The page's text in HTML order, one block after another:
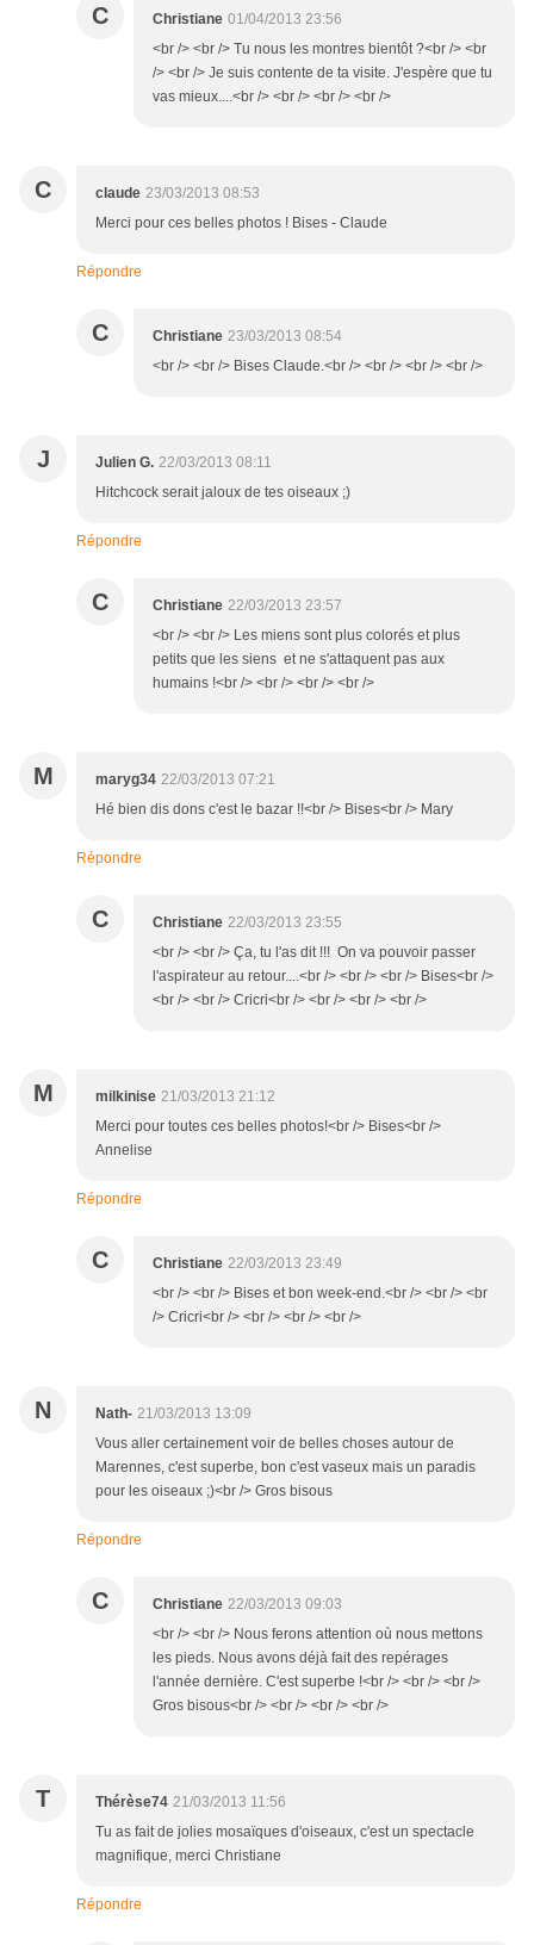
C Christiane 01/04/2013 23:56
<br /> <br /> Tu nous les montres bientôt ?<br /> <br
/> <br /> Je suis contente de ta visite. J'espère que tu
vas mieux....<br /> <br /> <br /> <br />
C claude 23/03/2013 08:53
Merci pour ces belles photos ! Bises - Claude
Répondre
C Christiane 23/03/2013 08:54
<br /> <br /> Bises Claude.<br /> <br /> <br /> <br />
J Julien G. 22/03/2013 08:11
Hitchcock serait jaloux de tes oiseaux ;)
Répondre
C Christiane 22/03/2013 23:57
<br /> <br /> Les miens sont plus colorés et plus
petits que les siens et ne s'attaquent pas aux
humains !<br /> <br /> <br /> <br />
M maryg34 22/03/2013 07:21
Hé bien dis dons c'est le bazar !!<br /> Bises<br /> Mary
Répondre
C Christiane 22/03/2013 23:55
<br /> <br /> Ça, tu l'as dit !!! On va pouvoir passer
l'aspirateur au retour....<br /> <br /> <br /> Bises<br />
<br /> <br /> Cricri<br /> <br /> <br /> <br />
M milkinise 21/03/2013 21:12
Merci pour toutes ces belles photos!<br /> Bises<br />
Annelise
Répondre
C Christiane 22/03/2013 23:49
<br /> <br /> Bises et bon week-end.<br /> <br /> <br
/> Cricri<br /> <br /> <br /> <br />
N Nath- 21/03/2013 13:09
Vous aller certainement voir de belles choses autour de
Marennes, c'est superbe, bon c'est vaseux mais un paradis
pour les oiseaux ;)<br /> Gros bisous
Répondre
C Christiane 22/03/2013 09:03
<br /> <br /> Nous ferons attention où nous mettons
les pieds. Nous avons déjà fait des repérages
l'année dernière. C'est superbe !<br /> <br /> <br />
Gros bisous<br /> <br /> <br /> <br />
T Thérèse74 21/03/2013 11:56
Tu as fait de jolies mosaïques d'oiseaux, c'est un spectacle
magnifique, merci Christiane
Répondre